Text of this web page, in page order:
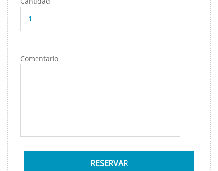
Comentario